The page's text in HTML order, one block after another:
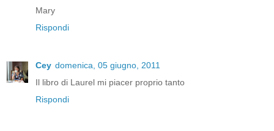
Mary
Rispondi
Cey domenica, 05 giugno, 2011
Il libro di Laurel mi piacer proprio tanto
Rispondi